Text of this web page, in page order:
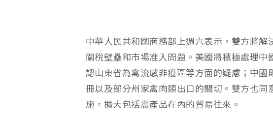
中華人民共和國商務部上週六表示，雙方將
關稅壁壘和市場准入問題。美國將積極處理
認山東省為禽流感非疫區等方面的疑慮；中國
冊以及部分州家禽肉類出口的關切。雙方也同
施，擴大包括農產品在內的貿易往來。